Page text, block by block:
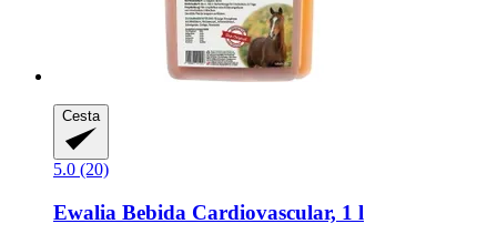
Cesta
5.0 (20)
Ewalia Bebida Cardiovascular, 1 l